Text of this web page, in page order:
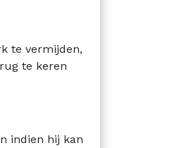
te vermijden,
te keren
indien hij kan